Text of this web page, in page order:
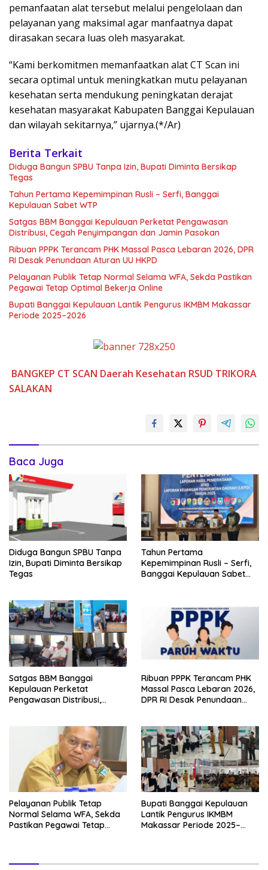
pemanfaatan alat tersebut melalui pengelolaan dan
pelayanan yang maksimal agar manfaatnya dapat
dirasakan secara luas oleh masyarakat.
“Kami berkomitmen memanfaatkan alat CT Scan ini
secara optimal untuk meningkatkan mutu pelayanan
kesehatan serta mendukung peningkatan derajat
kesehatan masyarakat Kabupaten Banggai Kepulauan
dan wilayah sekitarnya,” ujarnya.(*/Ar)
Berita Terkait
Diduga Bangun SPBU Tanpa Izin, Bupati Diminta Bersikap
Tegas
Tahun Pertama Kepemimpinan Rusli – Serfi, Banggai
Kepulauan Sabet WTP
Satgas BBM Banggai Kepulauan Perketat Pengawasan
Distribusi, Cegah Penyimpangan dan Jamin Pasokan
Ribuan PPPK Terancam PHK Massal Pasca Lebaran 2026, DPR
RI Desak Penundaan Aturan UU HKPD
Pelayanan Publik Tetap Normal Selama WFA, Sekda Pastikan
Pegawai Tetap Optimal Bekerja Online
Bupati Banggai Kepulauan Lantik Pengurus IKMBM Makassar
Periode 2025–2026
BANGKEP CT SCAN Daerah Kesehatan RSUD TRIKORA
SALAKAN
Baca Juga
Diduga Bangun SPBU Tanpa
Izin, Bupati Diminta Bersikap
Tegas
Tahun Pertama
Kepemimpinan Rusli – Serfi,
Banggai Kepulauan Sabet
Satgas BBM Banggai
Kepulauan Perketat
Pengawasan Distribusi,
Ribuan PPPK Terancam PHK
Massal Pasca Lebaran 2026,
DPR RI Desak Penundaan
Pelayanan Publik Tetap
Normal Selama WFA, Sekda
Pastikan Pegawai Tetap
Bupati Banggai Kepulauan
Lantik Pengurus IKMBM
Makassar Periode 2025–